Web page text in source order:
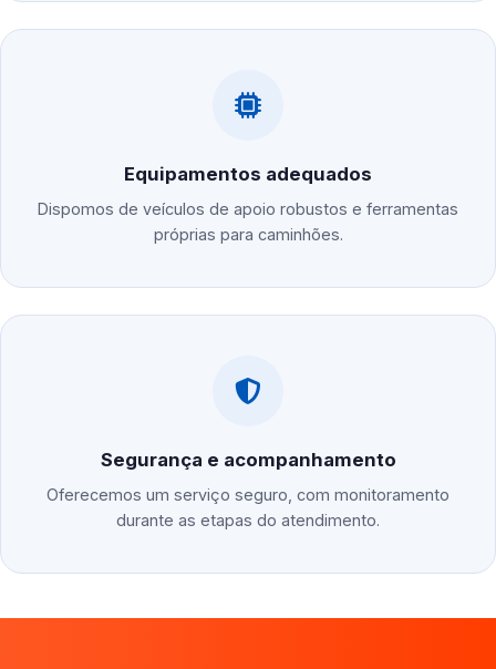
Equipamentos adequados
Dispomos de veículos de apoio robustos e ferramentas
próprias para caminhões.
Segurança e acompanhamento
Oferecemos um serviço seguro, com monitoramento
durante as etapas do atendimento.